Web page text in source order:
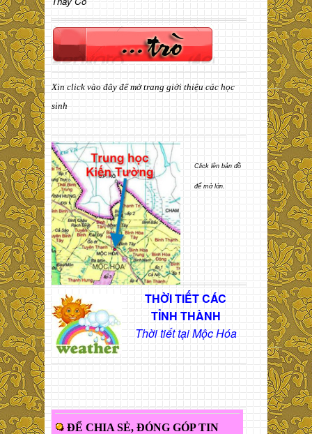
Xin click vào đây để mở trang giới thiệu các học
sinh
Click lên bản đồ
để mở lớn.
THỜI TIẾT CÁC
TỈNH THÀNH
Thời tiết tại Mộc Hóa
ĐỂ CHIA SẺ, ĐÓNG GÓP TIN